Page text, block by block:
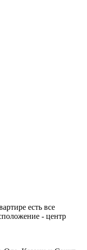
есть все
- центр